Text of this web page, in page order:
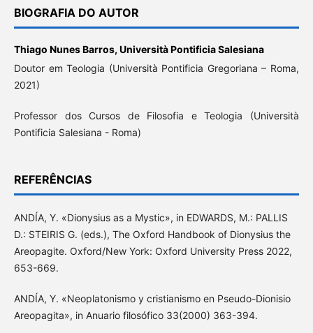
BIOGRAFIA DO AUTOR
Thiago Nunes Barros, Università Pontificia Salesiana
Doutor em Teologia (Università Pontificia Gregoriana – Roma,
2021)
Professor dos Cursos de Filosofia e Teologia (Università
Pontificia Salesiana - Roma)
REFERÊNCIAS
ANDÍA, Y. «Dionysius as a Mystic», in EDWARDS, M.: PALLIS
D.: STEIRIS G. (eds.), The Oxford Handbook of Dionysius the
Areopagite. Oxford/New York: Oxford University Press 2022,
653-669.
ANDÍA, Y. «Neoplatonismo y cristianismo en Pseudo-Dionisio
Areopagita», in Anuario filosófico 33(2000) 363-394.